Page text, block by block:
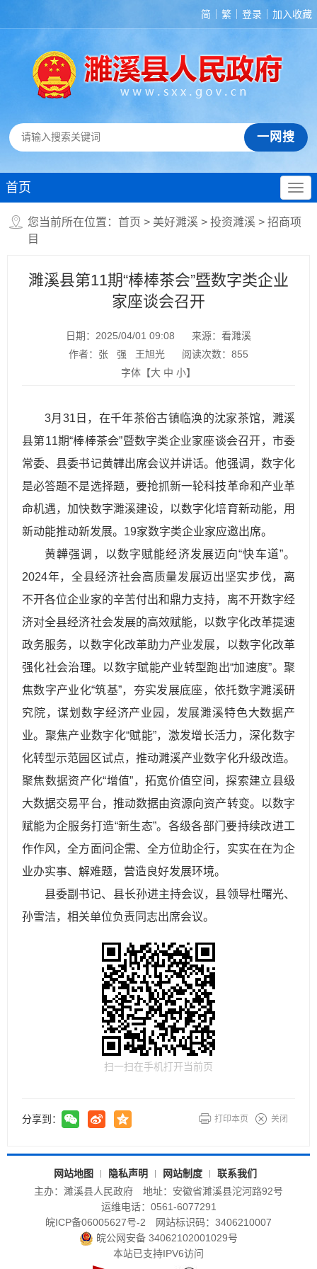
简 繁 登录 加入收藏
首页
您当前所在位置： 首页 > 美好濉溪 > 投资濉溪 > 招商项
目
濉溪县第11期“棒棒茶会”暨数字类企业
家座谈会召开
日期：2025/04/01 09:08
来源：看濉溪
作者：张 强 王旭光
阅读次数： 855
字体【大 中 小】
3月31日，在千年茶俗古镇临涣的沈家茶馆，濉溪
县第11期“棒棒茶会”暨数字类企业家座谈会召开，市委
常委、县委书记黄韡出席会议并讲话。他强调，数字化
是必答题不是选择题，要抢抓新一轮科技革命和产业革
命机遇，加快数字濉溪建设，以数字化培育新动能，用
新动能推动新发展。19家数字类企业家应邀出席。
黄韡强调，以数字赋能经济发展迈向“快车道”。
2024年，全县经济社会高质量发展迈出坚实步伐，离
不开各位企业家的辛苦付出和鼎力支持，离不开数字经
济对全县经济社会发展的高效赋能，以数字化改革提速
政务服务，以数字化改革助力产业发展，以数字化改革
强化社会治理。以数字赋能产业转型跑出“加速度”。聚
焦数字产业化“筑基”，夯实发展底座，依托数字濉溪研
究院，谋划数字经济产业园，发展濉溪特色大数据产
业。聚焦产业数字化“赋能”，激发增长活力，深化数字
化转型示范园区试点，推动濉溪产业数字化升级改造。
聚焦数据资产化“增值”，拓宽价值空间，探索建立县级
大数据交易平台，推动数据由资源向资产转变。以数字
赋能为企服务打造“新生态”。各级各部门要持续改进工
作作风，全方面问企需、全方位助企行，实实在在为企
业办实事、解难题，营造良好发展环境。
县委副书记、县长孙进主持会议，县领导杜曙光、
孙雪洁，相关单位负责同志出席会议。
扫一扫在手机打开当前页
分享到： 打印本页 关闭
网站地图 隐私声明 网站制度
联系我们
主办：濉溪县人民政府
地址：安徽省濉溪县沱河路92号
运维电话：0561-6077291
皖ICP备06005627号-2
网站标识码：3406210007
皖公网安备 34062102001029号
本站已支持IPV6访问